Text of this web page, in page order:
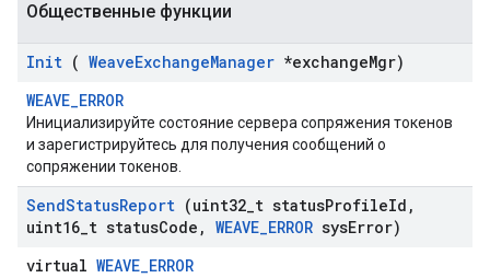
Общественные функции
Init ( WeaveExchangeManager *exchangeMgr)
WEAVE_ERROR
Инициализируйте состояние сервера сопряжения токенов
и зарегистрируйтесь для получения сообщений о
сопряжении токенов.
SendStatusReport (uint32 t statusProfileId ,
uint16 t statusCode , WEAVE_ERROR sysError)
virtual WEAVE_ERROR